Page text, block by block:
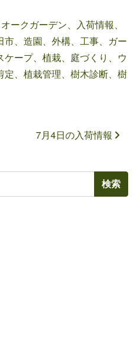
オークガーデン、入荷情報、
市、造園、外構、工事、ガー
ープ、植栽、庭づくり、ウ
定、植栽管理、樹木診断、樹
7月4日の入荷情報